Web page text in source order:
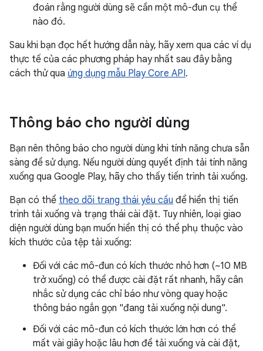
đoán rằng người dùng sẽ cần một mô-đun cụ thể
nào đó.
Sau khi bạn đọc hết hướng dẫn này, hãy xem qua các ví dụ
thực tế của các phương pháp hay nhất sau đây bằng
cách thử qua ứng dụng mẫu Play Core API.
Thông báo cho người dùng
Bạn nên thông báo cho người dùng khi tính năng chưa sẵn
sàng để sử dụng. Nếu người dùng quyết định tải tính năng
xuống qua Google Play, hãy cho thấy tiến trình tải xuống.
Bạn có thể theo dõi trạng thái yêu cầu để hiển thị tiến
trình tải xuống và trạng thái cài đặt. Tuy nhiên, loại giao
diện người dùng bạn muốn hiển thị có thể phụ thuộc vào
kích thước của tệp tải xuống:
Đối với các mô-đun có kích thước nhỏ hơn (~10 MB
trở xuống) có thể được cài đặt rất nhanh, hãy cân
nhắc sử dụng các chỉ báo như vòng quay hoặc
thông báo ngắn gọn "đang tải xuống nội dung".
Đối với các mô-đun có kích thước lớn hơn có thể
mất vài giây hoặc lâu hơn để tải xuống và cài đặt,